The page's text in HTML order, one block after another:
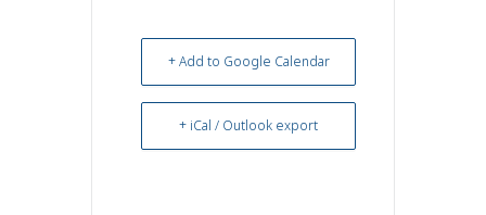
+ Add to Google Calendar
+ iCal / Outlook export